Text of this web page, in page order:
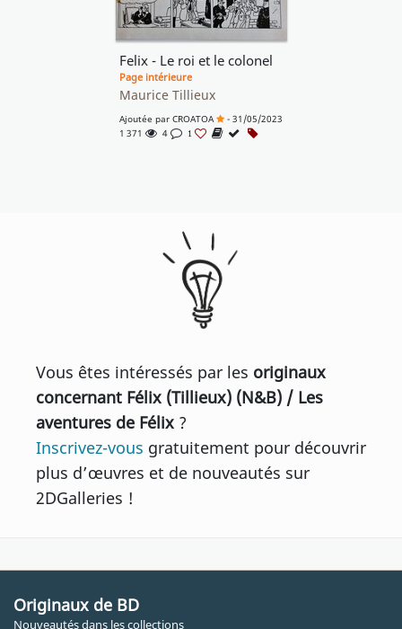
Felix - Le roi et le colonel
Page intérieure
Maurice Tillieux
Ajoutée par CROATOA
- 31/05/2023
1 371
4 1
Vous êtes intéressés par les originaux
concernant Félix (Tillieux) (N&B) / Les
aventures de Félix ?
Inscrivez-vous gratuitement pour découvrir
plus d’œuvres et de nouveautés sur
2DGalleries !
Originaux de BD
Nouveautés dans les collections